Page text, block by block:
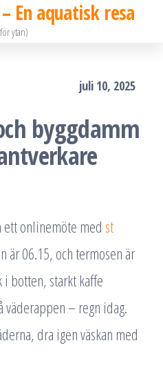
En aquatisk resa
ytan)
juli 10, 2025
byggdamm
onlinemöte med st
är 06.15, och termosen är
botten, starkt kaffe
väderappen – regn idag.
dra igen väskan med